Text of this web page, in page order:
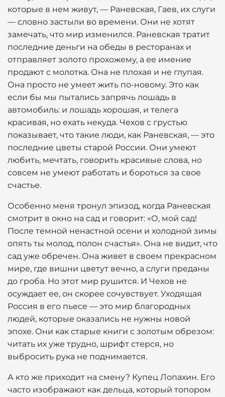
которые в нем живут, — Раневская, Гаев, их слуги
— словно застыли во времени. Они не хотят
замечать, что мир изменился. Раневская тратит
последние деньги на обеды в ресторанах и
отправляет золото прохожему, а ее имение
продают с молотка. Она не плохая и не глупая.
Она просто не умеет жить по-новому. Это как
если бы мы пытались запрячь лошадь в
автомобиль: и лошадь хорошая, и телега
красивая, но ехать некуда. Чехов с грустью
показывает, что такие люди, как Раневская, — это
последние цветы старой России. Они умеют
любить, мечтать, говорить красивые слова, но
совсем не умеют работать и бороться за свое
счастье.
Особенно меня тронул эпизод, когда Раневская
смотрит в окно на сад и говорит: «О, мой сад!
После темной ненастной осени и холодной зимы
опять ты молод, полон счастья». Она не видит, что
сад уже обречен. Она живет в своем прекрасном
мире, где вишни цветут вечно, а слуги преданы
до гроба. Но этот мир рушится. И Чехов не
осуждает ее, он скорее сочувствует. Уходящая
Россия в его пьесе — это мир благородных
людей, которые оказались не нужны новой
эпохе. Они как старые книги с золотым обрезом:
читать их уже трудно, шрифт стерся, но
выбросить рука не поднимается.
А кто же приходит на смену? Купец Лопахин. Его
часто изображают как дельца, который топором